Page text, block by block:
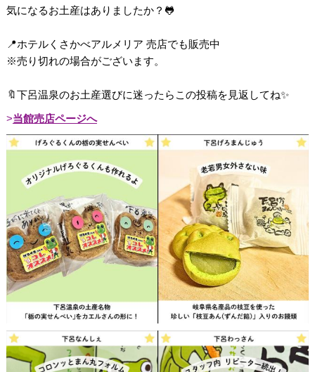
気になるお土産はありましたか？🐸
📍ホテルくさかべアルメリア 売店でも販売中
※売り切れの場合がございます。
🔖下呂温泉のお土産選びに迷ったらこの投稿を見返してね✨
当館売店ページへ